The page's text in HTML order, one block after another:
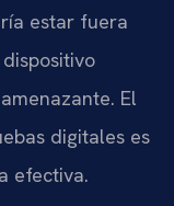
estar fuera
El
digitales es
efectiva.